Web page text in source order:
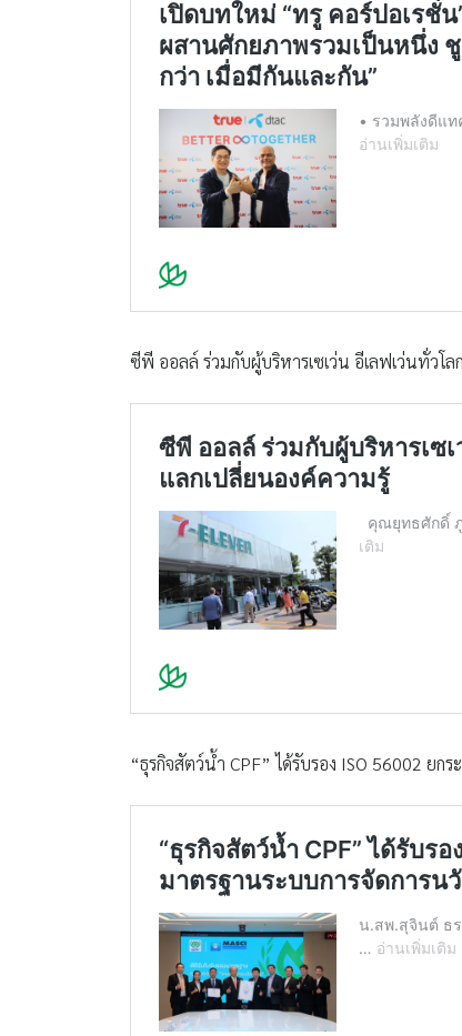
ซีพี ออลล์ ร่วมกับผู้บริหารเซเว่น อีเลฟเว่นทั่วโ
“ธุรกิจสัตว์น้ำ CPF” ได้รับรอง ISO 56002 ยก